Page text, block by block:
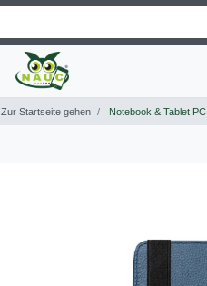
Zur Startseite gehen Notebook & Tablet PC